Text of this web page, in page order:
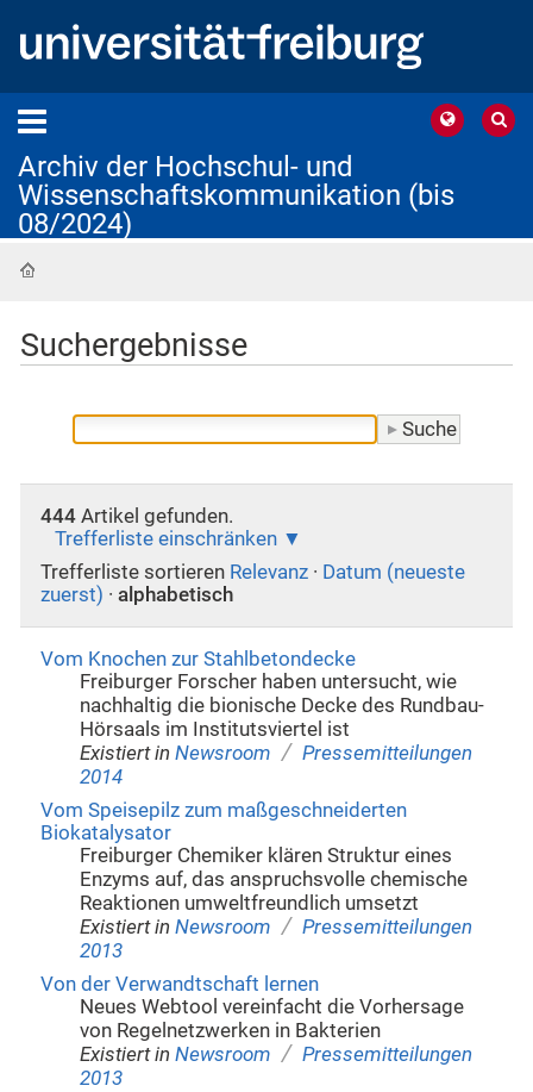
Archiv der Hochschul- und
Wissenschaftskommunikation (bis
08/2024)
Suchergebnisse
444Artikel gefunden.
Trefferliste einschränken
Trefferliste sortieren Relevanz · Datum (neueste
zuerst) · alphabetisch
Vom Knochen zur Stahlbetondecke
Freiburger Forscher haben untersucht, wie
nachhaltig die bionische Decke des Rundbau-
Hörsaals im Institutsviertel ist
Existiert in Newsroom / Pressemitteilungen
2014
Vom Speisepilz zum maßgeschneiderten
Biokatalysator
Freiburger Chemiker klären Struktur eines
Enzyms auf, das anspruchsvolle chemische
Reaktionen umweltfreundlich umsetzt
Existiert in Newsroom / Pressemitteilungen
2013
Von der Verwandtschaft lernen
Neues Webtool vereinfacht die Vorhersage
von Regelnetzwerken in Bakterien
Existiert in Newsroom / Pressemitteilungen
2013